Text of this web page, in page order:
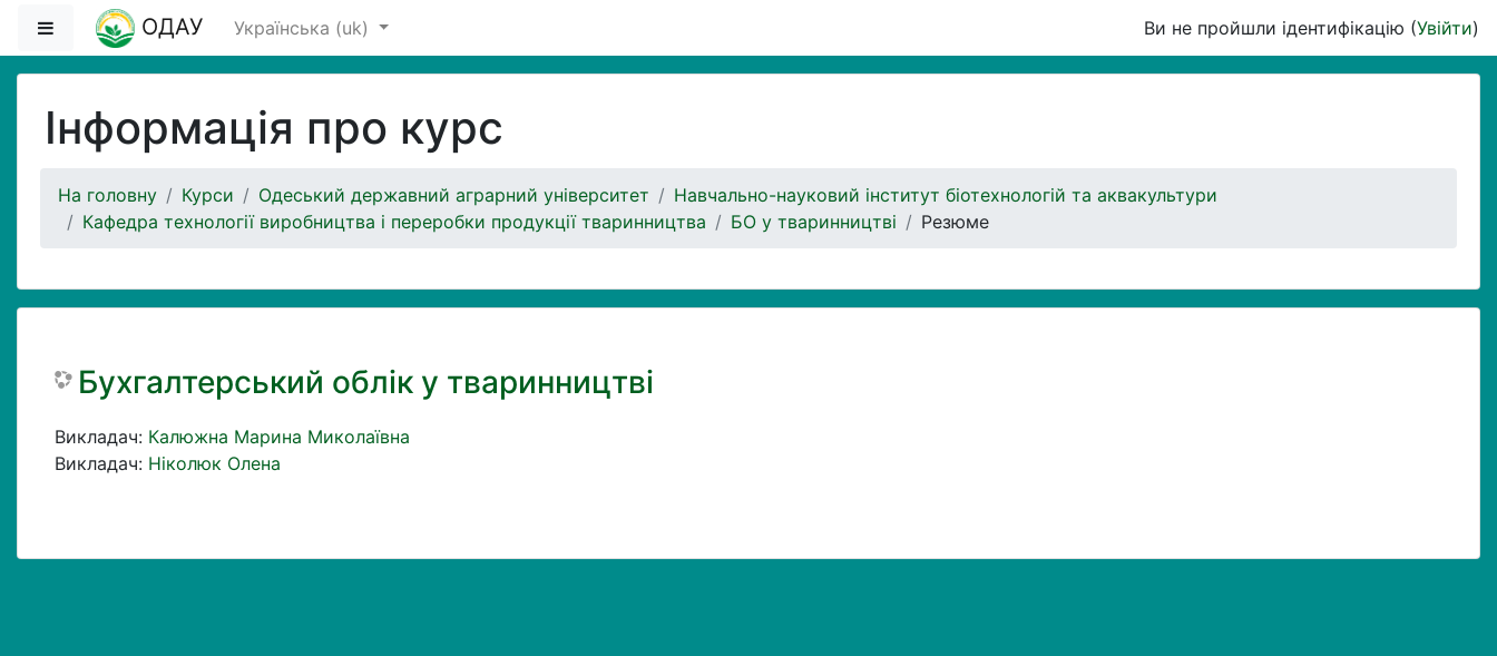
Перейти до головного вмісту
Бокова панель
ОДАУ Українська ‎(uk)‎ Ви не пройшли ідентифікацію (Увійти)
Інформація про курс
На головну Курси Одеський державний аграрний університет
Навчально-науковий інститут біотехнологій та аквакультури
Кафедра технології виробництва і переробки продукції тваринництва
БО у тваринництві Резюме
Бухгалтерський облік у тваринництві
Викладач: Калюжна Марина Миколаївна
Викладач: Ніколюк Олена